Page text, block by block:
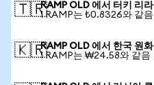
🇹🇷RAMP OLD 에서 터키 리라
1 RAMP는 ₺0.8326와 같음
🇰🇷RAMP OLD 에서 한국 원화
1 RAMP는 ₩24.58와 같음